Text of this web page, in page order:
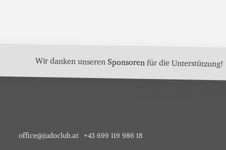
Wir danken unseren Sponsoren für die Unterstützung!
office@judoclub.at +43 699 119 986 18